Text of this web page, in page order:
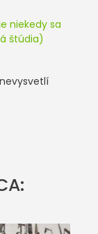
niekedy sa
štúdia)